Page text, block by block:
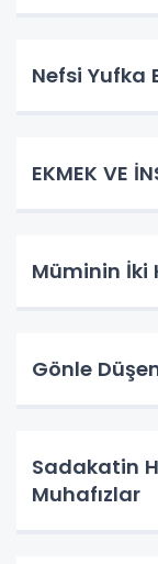
Nefsi Yufka
​EKMEK VE
Müminin İki
Gönle
Sadakatin
Muhafızlar